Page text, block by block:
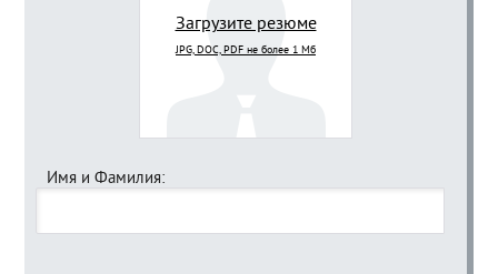
Загрузите резюме
JPG, DOC, PDF не более 1 Мб
Имя и Фамилия: